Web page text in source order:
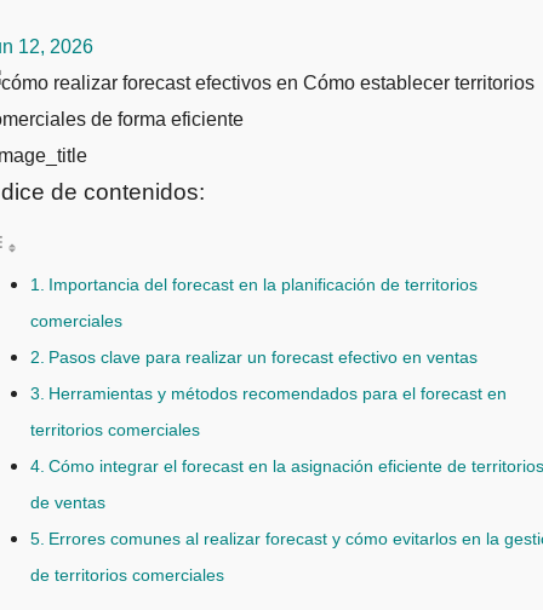
12, 2026
de contenidos:
Importancia del forecast en la planificación de territorios
comerciales
Pasos clave para realizar un forecast efectivo en ventas
Herramientas y métodos recomendados para el forecast en
territorios comerciales
Cómo integrar el forecast en la asignación eficiente de territorios
de ventas
Errores comunes al realizar forecast y cómo evitarlos en la
de territorios comerciales